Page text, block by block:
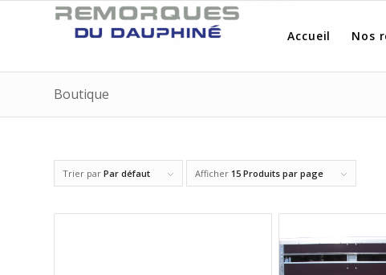
Accueil Nos
Boutique
Trier par Par défaut Afficher 15 Produits par page